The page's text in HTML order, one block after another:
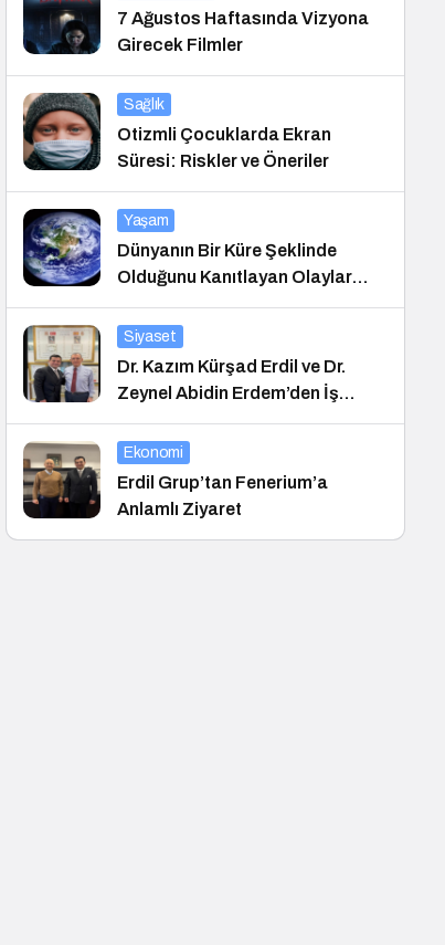
7 Ağustos Haftasında Vizyona
Girecek Filmler
Sağlık
Otizmli Çocuklarda Ekran
Süresi: Riskler ve Öneriler
Yaşam
Dünyanın Bir Küre Şeklinde
Olduğunu Kanıtlayan Olaylar
Nedir?
Siyaset
Dr. Kazım Kürşad Erdil ve Dr.
Zeynel Abidin Erdem’den İş
Dünyası Buluşması
Ekonomi
Erdil Grup’tan Fenerium’a
Anlamlı Ziyaret